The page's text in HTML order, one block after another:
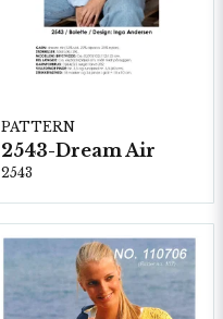
PATTERN
2543-Dream Air
2543